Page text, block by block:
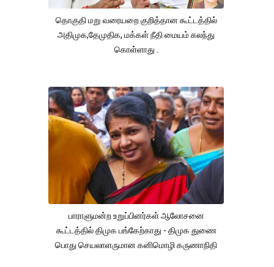
தொகுதி மறு வரையறை குறித்தான கூட்டத்தில்
அதிமுக,தேமுதிக, மக்கள் நீதி மையம் கலந்து
கொள்ளாது .
பாராளுமன்ற உறுப்பினர்கள் ஆலோசனை
கூட்டத்தில் திமுக பங்கேற்காது - திமுக துணை
பொது செயலாளருமான கனிமொழி கருணாநிதி